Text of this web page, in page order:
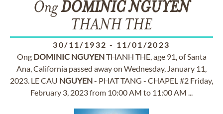
OngDOMINICNGUYEN
THANH THE
30/11/1932 - 11/01/2023
Ong DOMINIC NGUYENTHANH THE, age 91, of Santa
Ana, California passed away on Wednesday, January 11,
2023. LE CAU NGUYEN- PHAT TANG - CHAPEL #2 Friday,
February 3, 2023 from 10:00 AM to 11:00 AM ...